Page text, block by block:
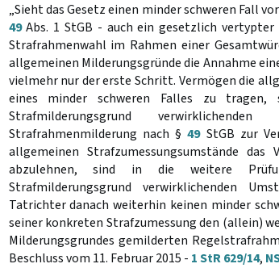
„Sieht das Gesetz einen minder schweren Fall
49Abs. 1 StGB - auch ein gesetzlich vertypter
Strafrahmenwahl im Rahmen einer
allgemeinen Milderungsgründe die Annahme
vielmehr nur der erste Schritt. Vermögen die
eines minder schweren Falles zu
Strafmilderungsgrund
Strafrahmenmilderung nach §49StGB zur
allgemeinen Strafzumessungsumstände
abzulehnen, sind in die weitere
Strafmilderungsgrund verwirklichenden
Tatrichter danach weiterhin keinen minder
seiner konkreten Strafzumessung den (allein)
Milderungsgrundes gemilderten
Beschluss vom 11. Februar 2015 - 1 StR 629/14,